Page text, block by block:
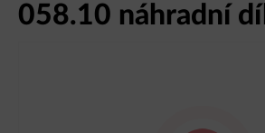
058.10 náhradní